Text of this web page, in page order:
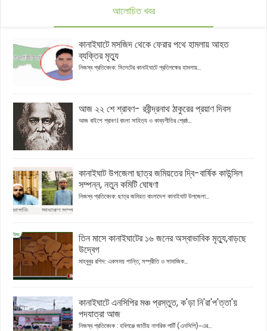
আলোচিত খবর
কানাইঘাটে মসজিদ থেকে ফেরার পথে হামলায় আহত
ব্যক্তির মৃত্যু
নিজস্ব প্রতিবেদক: সিলেটের কানাইঘাটে প্রতিপক্ষের হামলায়...
আজ ২২ শে শ্রাবণ- রবীন্দ্রনাথ ঠাকুরের প্রয়াণ দিবস
আজ বাইশে শ্রাবণ। বাংলা সাহিত্য ও কাব্যগীতির শ্রেষ্ঠ...
কানাইঘাট উপজেলা ছাত্র জমিয়তের দ্বি-বার্ষিক কাউন্সিল
সম্পন্ন, নতুন কমিটি ঘোষণা
নিজস্ব প্রতিবেদক: ছাত্র জমিয়ত বাংলাদেশ কানাইঘাট উপজেলা...
তিন মাসে কানাইঘাটের ১৬ জনের অস্বাভাবিক মৃত্যু,বাড়ছে
উদ্বেগ
মাহবুবুর রশিদ: একসময় শান্তি, সম্প্রীতি ও সামাজিক...
কানাইঘাটে এনসিপির মঞ্চ প্রস্তুত, ক'ড়া নি'রা'প'ত্তা'য়
পদযাত্রা আজ
নিজস্ব প্রতিবেদক : হবিগঞ্জে জাতীয় নাগরিক পার্টি (এনসিপি)-এর...